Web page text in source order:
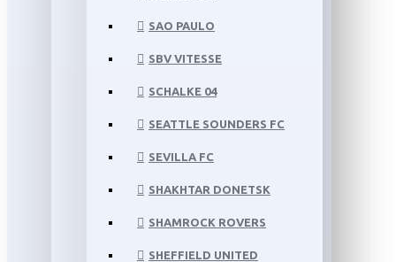
SAO PAULO
SBV VITESSE
SCHALKE 04
SEATTLE SOUNDERS FC
SEVILLA FC
SHAKHTAR DONETSK
SHAMROCK ROVERS
SHEFFIELD UNITED